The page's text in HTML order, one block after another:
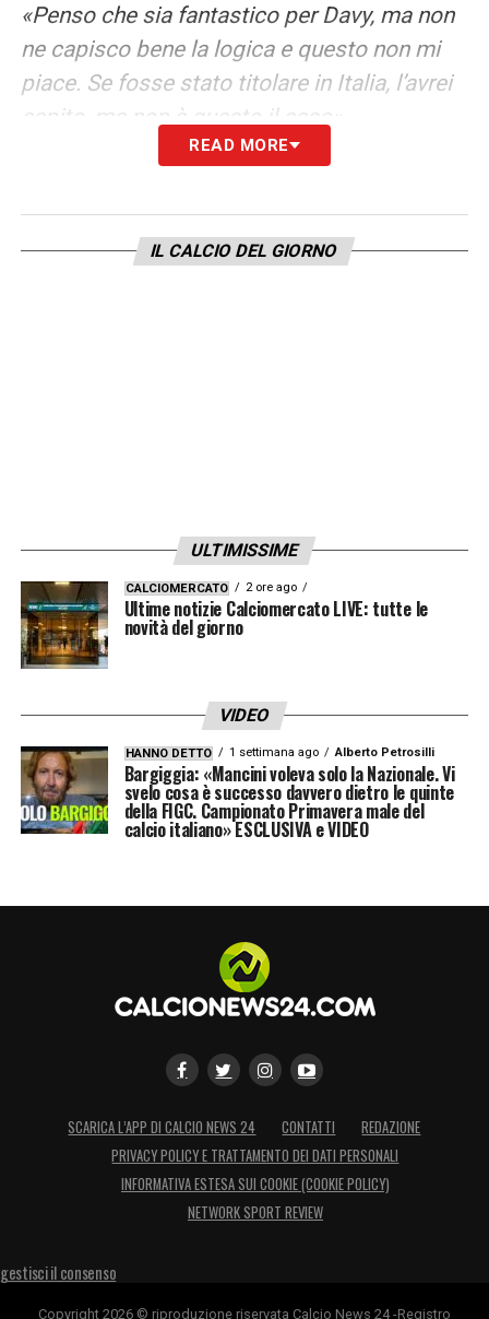
«Penso che sia fantastico per Davy, ma non
ne capisco bene la logica e questo non mi
piace. Se fosse stato titolare in Italia, l’avrei
capito, ma non è questo il caso».
READ MORE
IL CALCIO DEL GIORNO
ULTIMISSIME
CALCIOMERCATO 2 ore ago
Ultime notizie Calciomercato LIVE: tutte le
novità del giorno
VIDEO
HANNO DETTO 1 settimana ago Alberto Petrosilli
Bargiggia: «Mancini voleva solo la Nazionale. Vi
svelo cosa è successo davvero dietro le quinte
della FIGC. Campionato Primavera male del
calcio italiano» ESCLUSIVA e VIDEO
SCARICA L’APP DI CALCIO NEWS 24 CONTATTI
REDAZIONE
PRIVACY POLICY E TRATTAMENTO DEI DATI PERSONALI
INFORMATIVA ESTESA SUI COOKIE (COOKIE POLICY)
NETWORK SPORT REVIEW
gestisci il consenso
Copyright 2026 © riproduzione riservata Calcio News 24 -Registro